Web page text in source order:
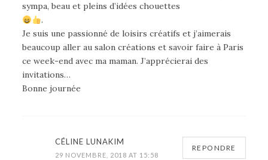
sympa, beau et pleins d’idées chouettes
.
Je suis une passionné de loisirs créatifs et j’aimerais
beaucoup aller au salon créations et savoir faire à Paris
ce week-end avec ma maman. J’apprécierai des
invitations…
Bonne journée
REPONDRE
CÉLINE LUNAKIM
29 NOVEMBRE, 2018 AT 15:58